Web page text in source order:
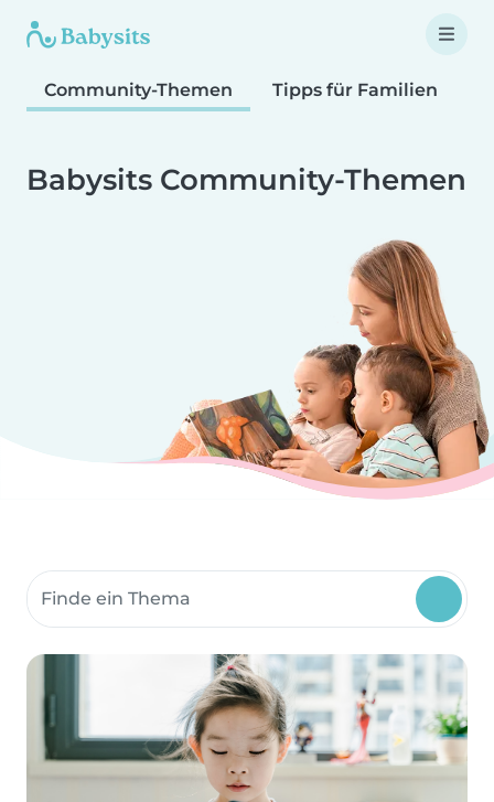
Community-Themen Tipps für Familien
Babysits Community-Themen
Suche Community-Themen